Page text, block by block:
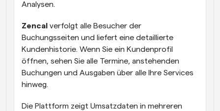
Analysen.
Zencal verfolgt alle Besucher der
Buchungsseiten und liefert eine detaillierte
Kundenhistorie. Wenn Sie ein Kundenprofil
öffnen, sehen Sie alle Termine, anstehenden
Buchungen und Ausgaben über alle Ihre Services
hinweg.
Die Plattform zeigt Umsatzdaten in mehreren